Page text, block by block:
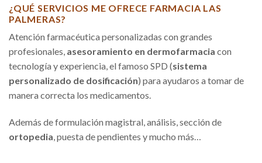
¿QUÉ SERVICIOS ME OFRECE FARMACIA LAS
PALMERAS?
Atención farmacéutica personalizadas con grandes
profesionales, asesoramiento en dermofarmacia con
tecnología y experiencia, el famoso SPD (sistema
personalizado de dosificación) para ayudaros a tomar de
manera correcta los medicamentos.
Además de formulación magistral, análisis, sección de
ortopedia , puesta de pendientes y mucho más…